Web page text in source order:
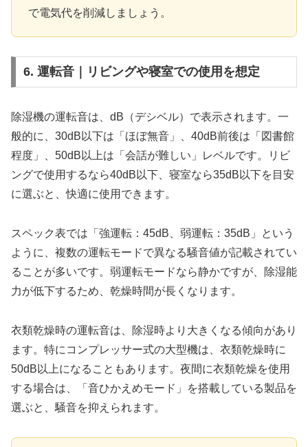
で電気代を削減しましょう。
6. 運転音｜リビングや寝室での使用を想定
除湿機の運転音は、dB（デシベル）で表示されます。一
般的に、30dB以下は「ほぼ無音」、40dB前後は「図書館
程度」、50dB以上は「会話が難しい」レベルです。リビ
ングで使用するなら40dB以下、寝室なら35dB以下を目安
に選ぶと、快適に使用できます。
スペック表では「強運転：45dB、弱運転：35dB」という
ように、複数の運転モードで異なる騒音値が記載されてい
ることが多いです。弱運転モードなら静かですが、除湿能
力が低下するため、乾燥時間が長くなります。
衣類乾燥時の運転音は、除湿時より大きくなる傾向があり
ます。特にコンプレッサー式の大型機は、衣類乾燥時に
50dB以上になることもあります。夜間に衣類乾燥を使用
する場合は、「音ひかえめモード」を搭載している製品を
選ぶと、騒音を抑えられます。